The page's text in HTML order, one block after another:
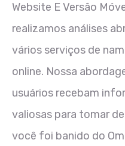
Website E Versão
realizamos análises
vários serviços de
online. Nossa
usuários recebam
valiosas para tomar
você foi banido do